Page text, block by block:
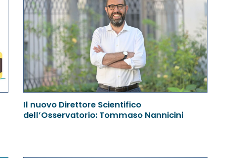
Il nuovo Direttore Scientifico
dell’Osservatorio: Tommaso Nannicini